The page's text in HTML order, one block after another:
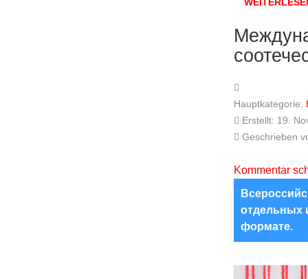
Hauptkategorie:
Erstellt: 19.
Geschrieben
Kommentar
отдельных
формате.